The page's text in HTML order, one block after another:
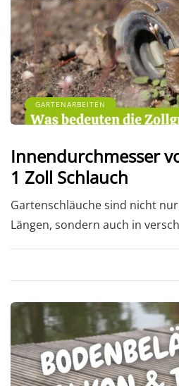
GARTENARBEITEN
Innendurchmesser
1 Zoll Schlauch
Gartenschläuche sind nicht
Längen, sondern auch in